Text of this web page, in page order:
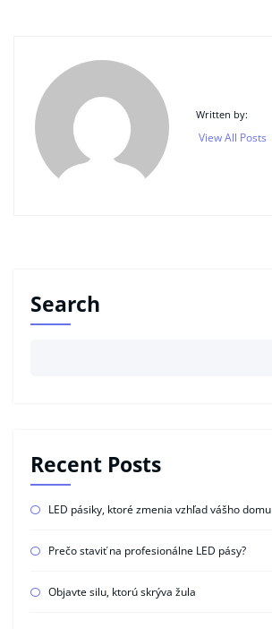
Written by:
View All Posts
Search
Recent Posts
LED pásiky, ktoré zmenia vzhľad vášho domu
Prečo staviť na profesionálne LED pásy?
Objavte silu, ktorú skrýva žula